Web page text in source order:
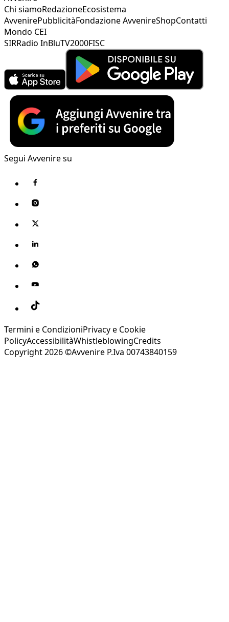
Chi siamoRedazioneEcosistema
AvvenirePubblicitàFondazione AvvenireShopContatti
Mondo CEI
SIRRadio InBluTV2000FISC
Segui Avvenire su
Termini e CondizioniPrivacy e Cookie
PolicyAccessibilitàWhistleblowingCredits
Copyright 2026 ©Avvenire P.Iva 00743840159